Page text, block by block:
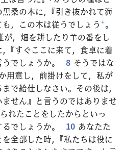
桑の木に，『引き抜かれて海
，この木は従うでしょう +。
，畑を耕したり羊の番をし
『すぐここに来て，食卓に着
でしょうか。
8 そうではな
用意し，前掛けをして，私が
で給仕しなさい。その後は，
せん』と言うのではありませ
れたことをしたからといっ
でしょうか。
10 あなたた
全部した時，『私たちは役に